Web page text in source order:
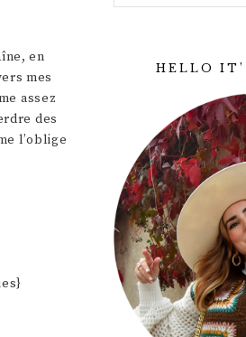
en
mes
assez
des
l’oblige
HELLO